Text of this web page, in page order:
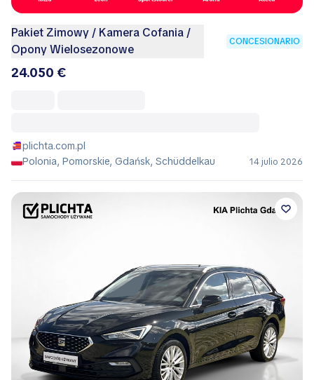
Pakiet Zimowy / Kamera Cofania /
Opony Wielosezonowe
CONCESIONARIO
24.050 €
plichta.com.pl
Polonia, Pomorskie, Gdańsk, Schüddelkau
14 julio 2026